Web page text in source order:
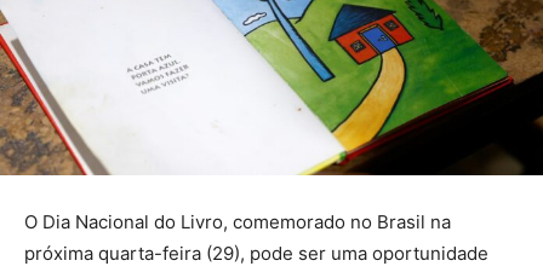
O Dia Nacional do Livro, comemorado no Brasil na
próxima quarta-feira (29), pode ser uma oportunidade